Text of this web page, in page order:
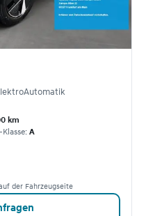
Automatik
km
Klasse:A
der Fahrzeugseite